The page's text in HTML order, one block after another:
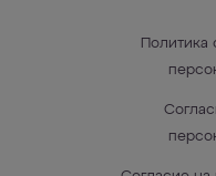
Политика